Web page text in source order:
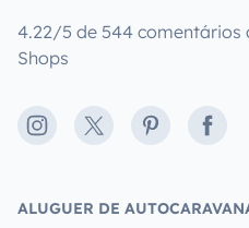
4.22/5 de 544 comentários
Shops
Instagram
X Pinterest
ALUGUER DE